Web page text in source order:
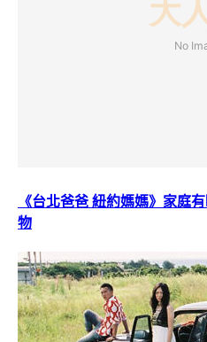
《台北爸爸 紐約媽媽》家庭
物